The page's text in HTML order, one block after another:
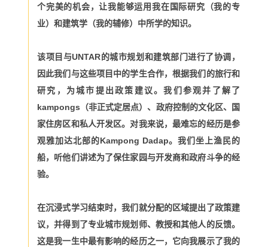
个完美的机会，让我能够运用我在国际研究（我的专
业）和建筑学（我的辅修）中所学的知识。
该项目与UNTAR的城市规划和建筑部门进行了协调，
因此我们与这些项目中的学生合作，根据我们的旅行和
研究，为城市提出政策建议。我们参观并了解了
kampongs（非正式定居点）、政府控制的文化区、国
家住房区和私人开发区。对我来说，最难忘的经历是参
观雅加达北部的Kampong Dadap。我们坐上渔民的
船，听他们讲述为了保住家园与开发商和政府斗争的经
验。
在沉浸式学习结束时，我们就分配的区域提出了政策建
议，并得到了专业城市规划师、教授和其他人的反馈。
这是我一生中最有影响的经历之一，它向我展示了我的